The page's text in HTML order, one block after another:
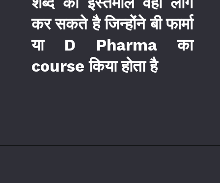
कर सकते है जिन्होंने बी फार्मा
या D Pharma का
course किया होता है